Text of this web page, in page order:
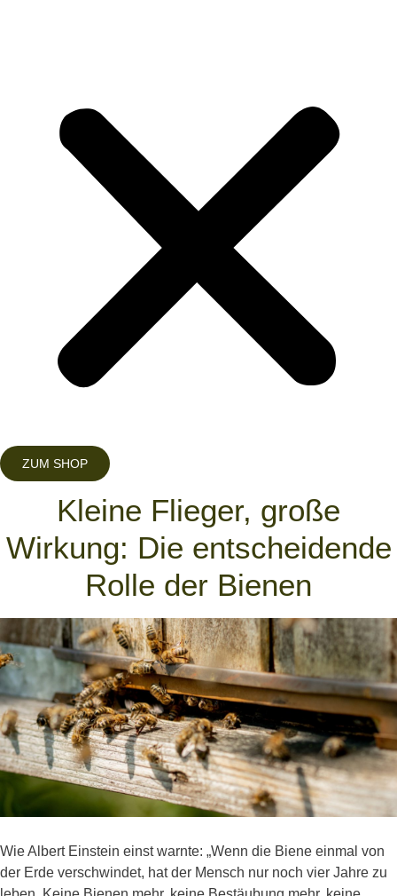
ZUM SHOP
Kleine Flieger, große
Wirkung: Die entscheidende
Rolle der Bienen
Wie Albert Einstein einst warnte: „Wenn die Biene einmal von
der Erde verschwindet, hat der Mensch nur noch vier Jahre zu